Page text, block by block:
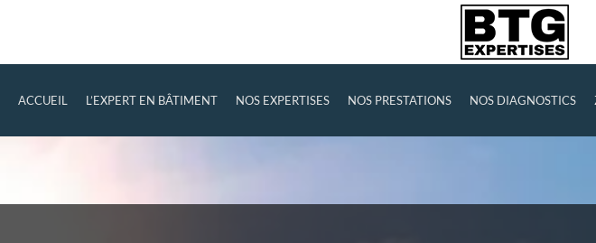
ACCUEIL L’EXPERT EN BÂTIMENT NOS EXPERTISES NOS PRESTATIONS NOS DIAGNOSTICS